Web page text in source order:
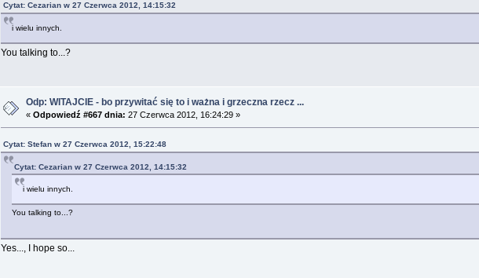
Cytat: Cezarian w 27 Czerwca 2012, 14:15:32
i wielu innych.
You talking to...?
Odp: WITAJCIE - bo przywitać się to i ważna i grzeczna rzecz ...
«Odpowiedź #667 dnia: 27 Czerwca 2012, 16:24:29 »
Cytat: Stefan w 27 Czerwca 2012, 15:22:48
Cytat: Cezarian w 27 Czerwca 2012, 14:15:32
i wielu innych.
You talking to...?
Yes..., I hope so...